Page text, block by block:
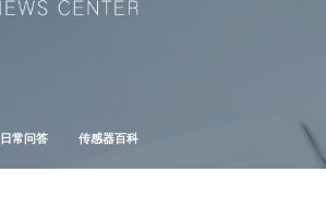
日常问答 传感器百科